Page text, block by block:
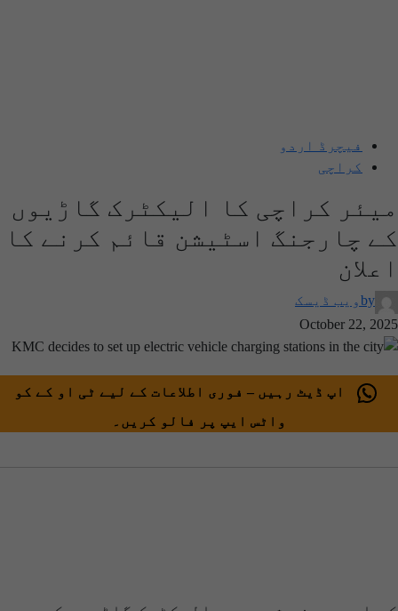
فیچرڈ اردو
کراچی
میئر کراچی کا الیکٹرک گاڑیوں
کے چارجنگ اسٹیشن قائم کرنے کا
اعلان
byویب ڈیسک
October 22, 2025
اپ ڈیٹ رہیں – فوری اطلاعات کے لیے ٹی او کے کو
واٹس ایپ پر فالو کریں۔